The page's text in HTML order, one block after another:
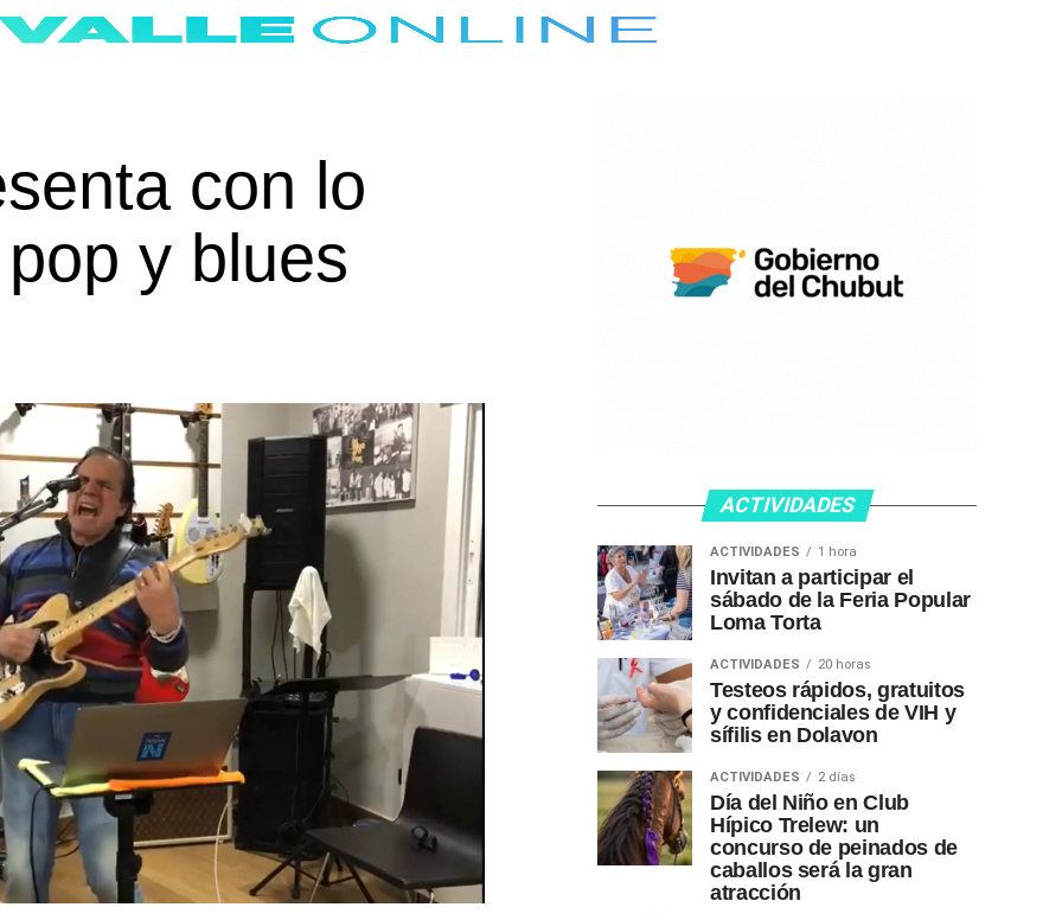
con lo
y blues
ACTIVIDADES
ACTIVIDADES 1 hora
Invitan a participar el
sábado de la Feria Popular
Loma Torta
ACTIVIDADES 20 horas
Testeos rápidos, gratuitos
y confidenciales de VIH y
sífilis en Dolavon
ACTIVIDADES 2 días
Día del Niño en Club
Hípico Trelew: un
concurso de peinados de
caballos será la gran
atracción